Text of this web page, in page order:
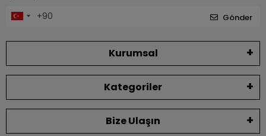
Gönder
Kurumsal
Kategoriler
Bize Ulaşın